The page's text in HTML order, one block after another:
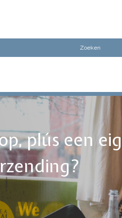
plús een